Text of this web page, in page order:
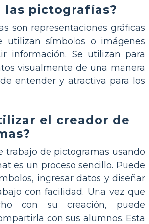
las pictografías?
son representaciones gráficas
utilizan símbolos o imágenes
información. Se utilizan para
visualmente de una manera
entender y atractiva para los
el creador de
trabajo de pictogramas usando
es un proceso sencillo. Puede
ingresar datos y diseñar
con facilidad. Una vez que
con su creación, puede
con sus alumnos. Esta